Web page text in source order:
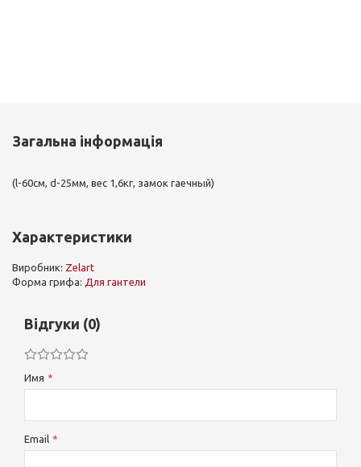
Загальна інформація
(l-60см, d-25мм, вес 1,6кг, замок гаечный)
Характеристики
Виробник: Zelart
Форма грифа: Для гантели
Відгуки (0)
Имя
Email